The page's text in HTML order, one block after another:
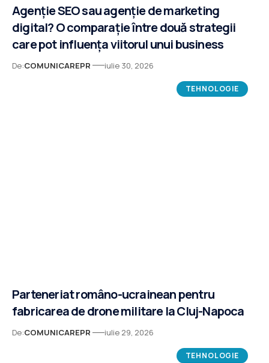
Agenție SEO sau agenție de marketing
digital? O comparație între două strategii
care pot influența viitorul unui business
De:COMUNICAREPR iulie 30, 2026
TEHNOLOGIE
Parteneriat româno-ucrainean pentru
fabricarea de drone militare la Cluj-Napoca
De:COMUNICAREPR iulie 29, 2026
TEHNOLOGIE